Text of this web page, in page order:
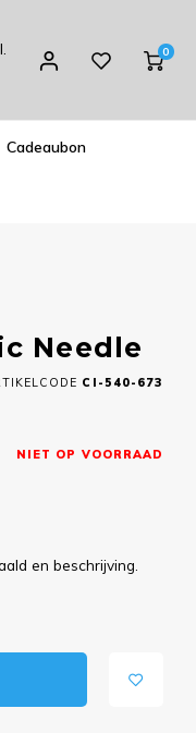
0
Cadeaubon
Needle
CI-540-673
NIET OP VOORRAAD
en beschrijving.